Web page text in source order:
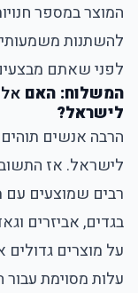
המוצר במספר
להשתנות
לפני שאתם
המשלוח: האם
לישראל?
הרבה אנשים
לישראל. אז
רבים שמוצעים עם
בגדים, אביזרים
על מוצרים
עלות מסוימת